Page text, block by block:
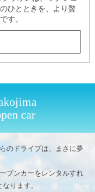
ひとときを、より贅
す。
car
のドライブは、まさに夢
プンカーをレンタルすれ
ります。